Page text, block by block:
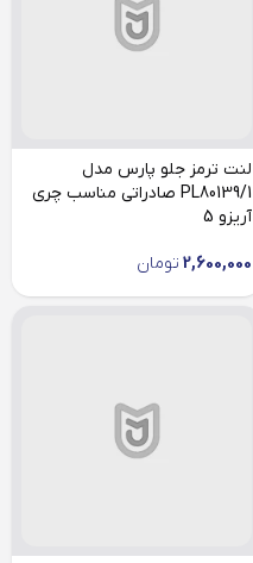
لنت ترمز جلو پارس مدل
PL80139/1 صادراتی مناسب چری
آریزو 5
2,600,000 تومان